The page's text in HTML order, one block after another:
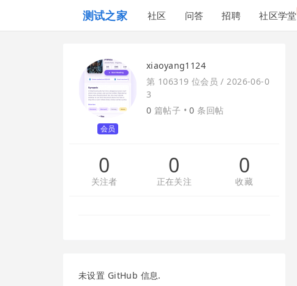
测试之家 社区 问答 招聘 社区学堂
会员
xiaoyang1124
第 106319 位会员 /2026-06-0
3
0 篇帖子 •0 条回帖
0
关注者
0
正在关注
0
收藏
未设置 GitHub 信息.